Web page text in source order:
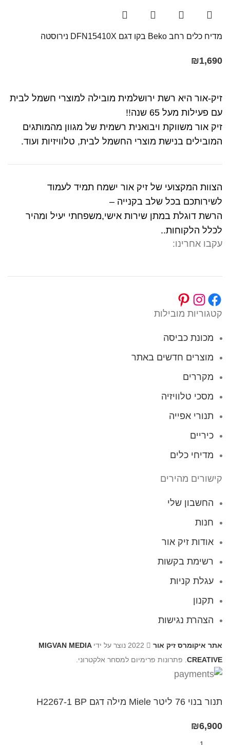
מדיח כלים רחב Beko בקו ‏דגם DFN15410X נירוסטה
₪1,690
זיק-אור היא רשת ירושלמית מובילה למוצרי חשמל לבית
עם פעילות מעל 65 שנה!!
זיק אור משווקת ויבואנית רשמית של מגוון מהמותגים
המובילים בנישת מוצרי החשמל לבית, טלוויזיות ועוד.
הצוות המקצועי של זיק אור ישמח תמיד לעמוד
לשירותכם בכל שלב בקנייה –
הרשת דוגלת במתן שירות אישי,משפחתי יעיל ומהיר
לכלל הלקוחות..
עקבו אחרינו:
קטגוריות מובילות
מכונת כביסה
מוצרים חדשים באתר
מקררים
מסכי טלוויזיה
תנורי אפייה
כיריים
מדיחי כלים
קישורים מהירים
החשבון שלי
חנות
אודות זיק אור
רשימת בקשות
עגלת קניות
תקנון
הצהרת נגישות
אתר איקומרס זיק אור
MIGVAN MEDIA
CREATIVE . פתרונות פרימיום למסחר אלקטרוני.
תנור בנוי 76 ליטר Miele מילה דגם H2267-1 BP
₪6,900